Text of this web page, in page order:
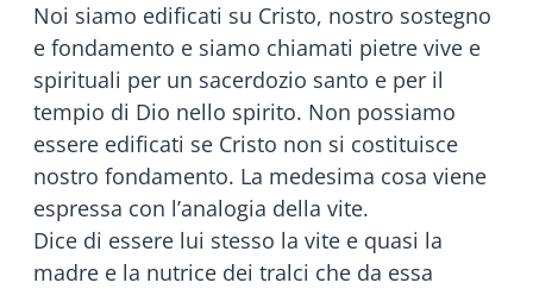
Noi siamo edificati su Cristo, nostro sostegno
e fondamento e siamo chiamati pietre vive e
spirituali per un sacerdozio santo e per il
tempio di Dio nello spirito. Non possiamo
essere edificati se Cristo non si costituisce
nostro fondamento. La medesima cosa viene
espressa con l’analogia della vite.
Dice di essere lui stesso la vite e quasi la
madre e la nutrice dei tralci che da essa